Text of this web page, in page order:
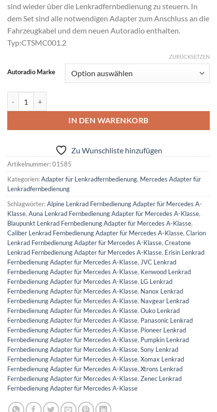
sind wieder über die Lenkradfernbedienung zu steuern. In
dem Set sind alle notwendigen Adapter zum Anschluss an die
Fahrzeugkabel und dem neuen Autoradio enthalten.
Typ:CTSMC001.2
Autoradio Marke
ZURÜCKSETZEN
IN DEN WARENKORB
Zu Wunschliste hinzufügen
Artikelnummer:01585
Kategorien:Adapter für Lenkradfernbedienung, Mercedes Adapter für
Lenkradfernbedienung
Schlagwörter:Alpine Lenkrad Fernbedienung Adapter für Mercedes A-
Klasse, Auna Lenkrad Fernbedienung Adapter für Mercedes A-Klasse,
Blaupunkt Lenkrad Fernbedienung Adapter für Mercedes A-Klasse,
Caliber Lenkrad Fernbedienung Adapter für Mercedes A-Klasse, Clarion
Lenkrad Fernbedienung Adapter für Mercedes A-Klasse, Creatone
Lenkrad Fernbedienung Adapter für Mercedes A-Klasse, Erisin Lenkrad
Fernbedienung Adapter für Mercedes A-Klasse, JVC Lenkrad
Fernbedienung Adapter für Mercedes A-Klasse, Kenwood Lenkrad
Fernbedienung Adapter für Mercedes A-Klasse, LG Lenkrad
Fernbedienung Adapter für Mercedes A-Klasse, Nanox Lenkrad
Fernbedienung Adapter für Mercedes A-Klasse, Navgear Lenkrad
Fernbedienung Adapter für Mercedes A-Klasse, Ouko Lenkrad
Fernbedienung Adapter für Mercedes A-Klasse, Panasonic Lenkrad
Fernbedienung Adapter für Mercedes A-Klasse, Pioneer Lenkrad
Fernbedienung Adapter für Mercedes A-Klasse, Pumpkin Lenkrad
Fernbedienung Adapter für Mercedes A-Klasse, Sony Lenkrad
Fernbedienung Adapter für Mercedes A-Klasse, Xomax Lenkrad
Fernbedienung Adapter für Mercedes A-Klasse, Xtrons Lenkrad
Fernbedienung Adapter für Mercedes A-Klasse, Zenec Lenkrad
Fernbedienung Adapter für Mercedes A-Klasse